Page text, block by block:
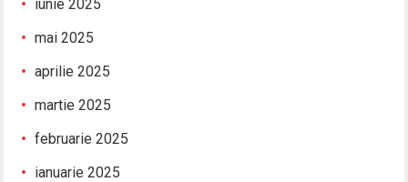
iunie 2025
mai 2025
aprilie 2025
martie 2025
februarie 2025
ianuarie 2025